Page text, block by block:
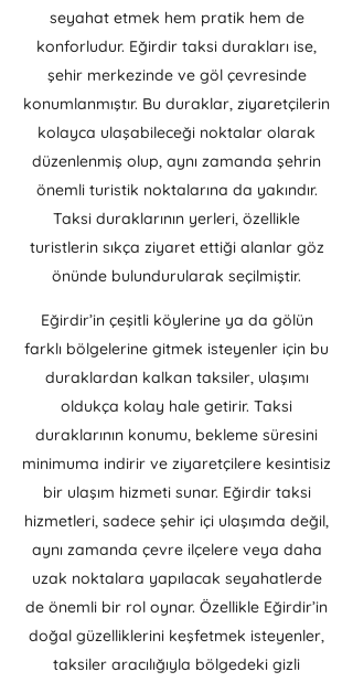
seyahat etmek hem pratik hem de
konforludur. Eğirdir taksi durakları ise,
şehir merkezinde ve göl çevresinde
konumlanmıştır. Bu duraklar, ziyaretçilerin
kolayca ulaşabileceği noktalar olarak
düzenlenmiş olup, aynı zamanda şehrin
önemli turistik noktalarına da yakındır.
Taksi duraklarının yerleri, özellikle
turistlerin sıkça ziyaret ettiği alanlar göz
önünde bulundurularak seçilmiştir.
Eğirdir’in çeşitli köylerine ya da gölün
farklı bölgelerine gitmek isteyenler için bu
duraklardan kalkan taksiler, ulaşımı
oldukça kolay hale getirir. Taksi
duraklarının konumu, bekleme süresini
minimuma indirir ve ziyaretçilere kesintisiz
bir ulaşım hizmeti sunar. Eğirdir taksi
hizmetleri, sadece şehir içi ulaşımda değil,
aynı zamanda çevre ilçelere veya daha
uzak noktalara yapılacak seyahatlerde
de önemli bir rol oynar. Özellikle Eğirdir’in
doğal güzelliklerini keşfetmek isteyenler,
taksiler aracılığıyla bölgedeki gizli